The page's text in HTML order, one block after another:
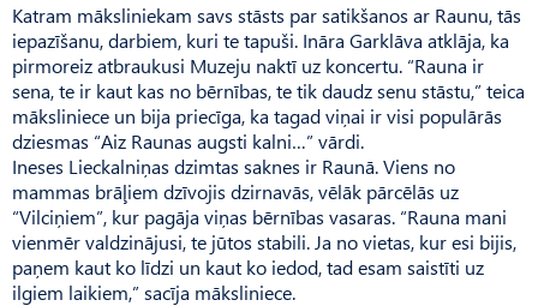
Katram māksliniekam savs stāsts par satikšanos ar Raunu, tās
iepazīšanu, darbiem, kuri te tapuši. Ināra Garklāva atklāja, ka
pirmoreiz atbraukusi Muzeju naktī uz koncertu. “Rauna ir
sena, te ir kaut kas no bērnības, te tik daudz senu stāstu,” teica
māksliniece un bija priecīga, ka tagad viņai ir visi populārās
dziesmas “Aiz Raunas augsti kalni…” vārdi.
Ineses Lieckalniņas dzimtas sak­nes ir Raunā. Viens no
mammas brāļiem dzīvojis dzirnavās, vēlāk pārcēlās uz
“Vilciņiem”, kur pagāja viņas bērnības vasaras. “Rau­na mani
vienmēr valdzinājusi, te jūtos stabili. Ja no vietas, kur esi bijis,
paņem kaut ko līdzi un kaut ko iedod, tad esam saistīti uz
ilgiem laikiem,” sacīja māksliniece.